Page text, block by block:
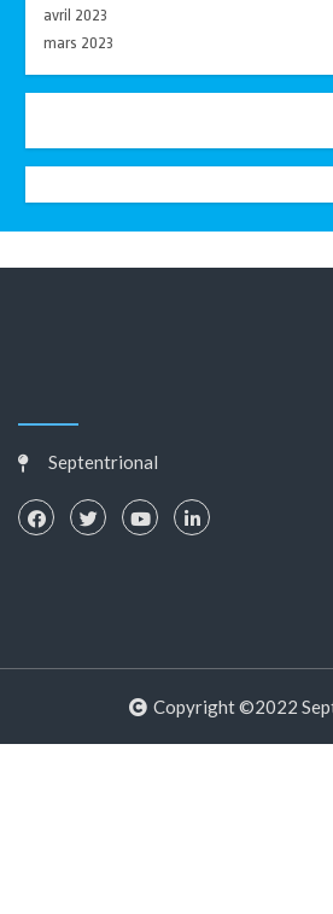
avril 2023
mars 2023
Septentrional
Copyright ©2022